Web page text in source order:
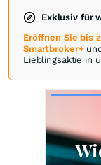
Exklusiv für
Eröffnen Sie bis
Smartbroker+
Lieblingsaktie in